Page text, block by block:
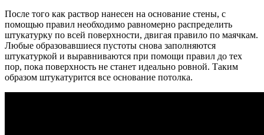
После того как раствор нанесен на основание стены, с
помощью правил необходимо равномерно распределить
штукатурку по всей поверхности, двигая правило по маячкам.
Любые образовавшиеся пустоты снова заполняются
штукатуркой и выравниваются при помощи правил до тех
пор, пока поверхность не станет идеально ровной. Таким
образом штукатурится все основание потолка.